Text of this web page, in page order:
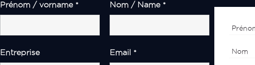
Prénom / vorname * Nom / Name *
Entreprise Email *